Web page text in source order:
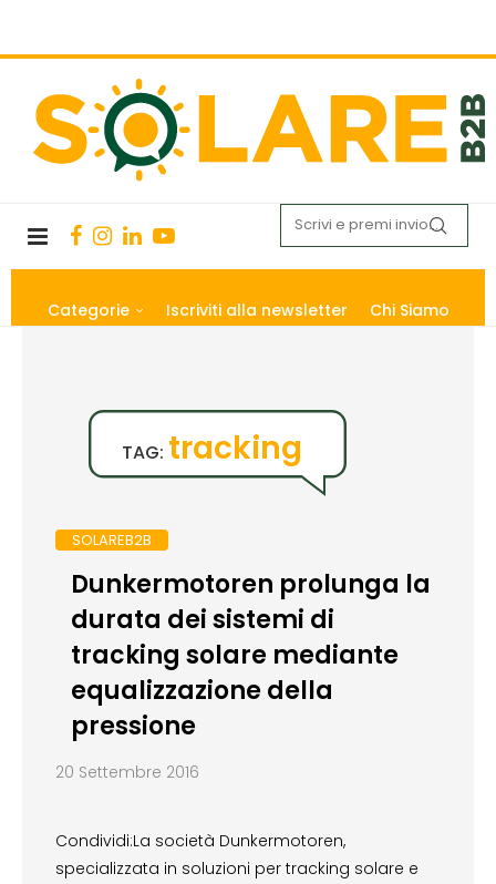
Categorie Iscriviti alla newsletter Chi Siamo
TAG: tracking
SOLAREB2B
Dunkermotoren prolunga la
durata dei sistemi di
tracking solare mediante
equalizzazione della
pressione
20 Settembre 2016
Condividi:La società Dunkermotoren,
specializzata in soluzioni per tracking solare e